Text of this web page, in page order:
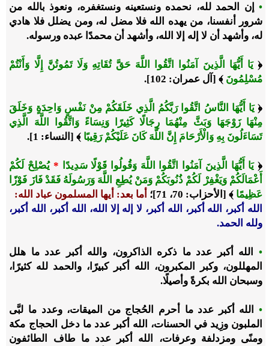
• إن الحمد لله، نحمده ونستعينه ونستغفره، ونعوذ بالله من
شرور أنفسنا، من يهده الله فلا مضل له، ومن يضلل فلا هادي
له، وأشهد أن لا إله إلا الله، وأشهد أن محمدًا عبده ورسوله.
﴿يَا أَيُّهَا الَّذِينَ آمَنُوا اتَّقُوا اللَّهَ حَقَّ تُقَاتِهِ وَلَا تَمُوتُنَّ إِلَّا وَأَنْتُمْ
مُسْلِمُونَ ﴾ [آل عمران: 102].
﴿يَا أَيُّهَا النَّاسُ اتَّقُوا رَبَّكُمُ الَّذِي خَلَقَكُمْ مِنْ نَفْسٍ وَاحِدَةٍ وَخَلَقَ
مِنْهَا زَوْجَهَا وَبَثَّ مِنْهُمَا رِجَالًا كَثِيرًا وَنِسَاءً وَاتَّقُوا اللَّهَ الَّذِي
تَسَاءَلُونَ بِهِ وَالْأَرْحَامَ إِنَّ اللَّهَ كَانَ عَلَيْكُمْ رَقِيبًا ﴾ [النساء: 1].
﴿يَا أَيُّهَا الَّذِينَ آمَنُوا اتَّقُوا اللَّهَ وَقُولُوا قَوْلًا سَدِيدًا * يُصْلِحْ لَكُمْ
أَعْمَالَكُمْ وَيَغْفِرْ لَكُمْ ذُنُوبَكُمْ وَمَنْ يُطِعِ اللَّهَ وَرَسُولَهُ فَقَدْ فَازَ فَوْزًا
عَظِيمًا ﴾ [الأحزاب: 70، 71]؛
أما بعد: أيها المسلمون عباد الله:
الله أكبر، الله أكبر، الله أكبر، لا إله إلا الله، الله أكبر، الله أكبر،
ولله الحمد.
• الله أكبر عدد ما ذكره الذاكرون، والله أكبر عدد ما هلل
المهللون، وكبر المكبرون، الله أكبر كبيرًا، والحمد لله كثيرًا،
وسبحان الله بكرةً وأصيلًا.
• الله أكبر عدد ما أحرم الحُجاج من الميقات، وعدد ما لبَّى
الملبون وزِيد في الحسنات، الله أكبر عدد ما دخل الحجاج مكة
ومنًى ومزدلفة وعرفات، الله أكبر عدد ما طاف الطائفون